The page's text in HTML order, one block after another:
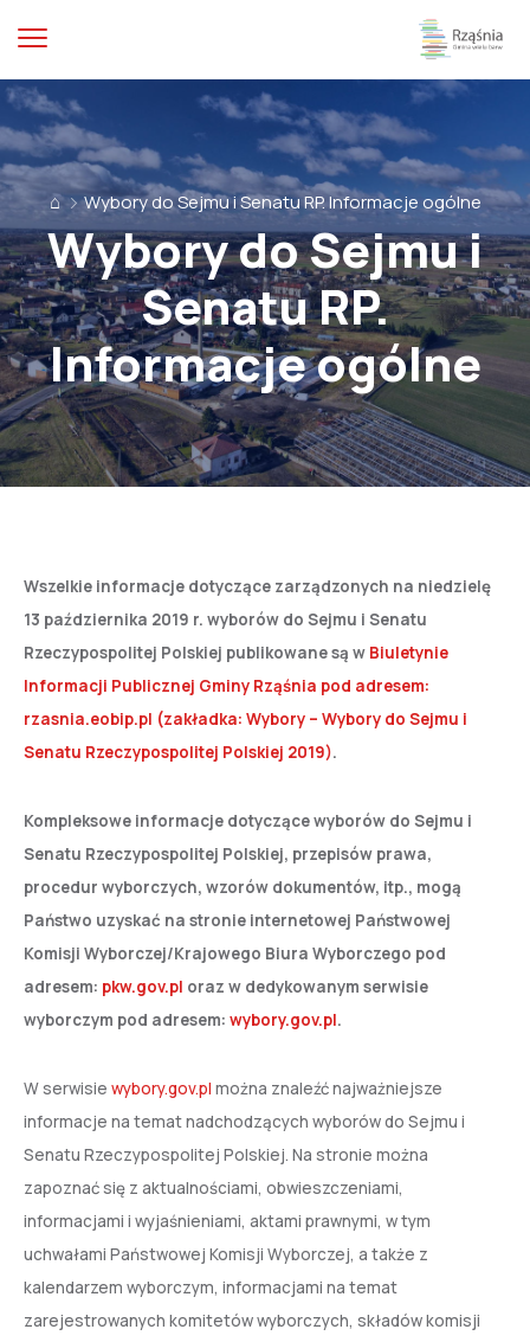
⌂ Wybory do Sejmu i Senatu RP. Informacje ogólne
Wybory do Sejmu i
Senatu RP.
Informacje ogólne
Wszelkie informacje dotyczące zarządzonych na niedzielę
13 października 2019 r. wyborów do Sejmu i Senatu
Rzeczypospolitej Polskiej publikowane są w Biuletynie
Informacji Publicznej Gminy Rząśnia pod adresem:
rzasnia.eobip.pl (zakładka: Wybory – Wybory do Sejmu i
Senatu Rzeczypospolitej Polskiej 2019).
Kompleksowe informacje dotyczące wyborów do Sejmu i
Senatu Rzeczypospolitej Polskiej, przepisów prawa,
procedur wyborczych, wzorów dokumentów, itp., mogą
Państwo uzyskać na stronie internetowej Państwowej
Komisji Wyborczej/Krajowego Biura Wyborczego pod
adresem: pkw.gov.pl oraz w dedykowanym serwisie
wyborczym pod adresem: wybory.gov.pl.
W serwisie wybory.gov.pl można znaleźć najważniejsze
informacje na temat nadchodzących wyborów do Sejmu i
Senatu Rzeczypospolitej Polskiej. Na stronie można
zapoznać się z aktualnościami, obwieszczeniami,
informacjami i wyjaśnieniami, aktami prawnymi, w tym
uchwałami Państwowej Komisji Wyborczej, a także z
kalendarzem wyborczym, informacjami na temat
zarejestrowanych komitetów wyborczych, składów komisji